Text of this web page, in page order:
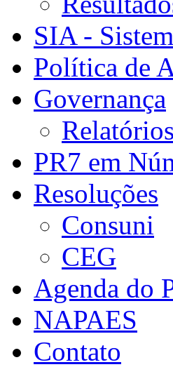
SIA -
Política de
Governança
PR7 em
Resoluções
Consuni
CEG
Agenda do
NAPAES
Contato